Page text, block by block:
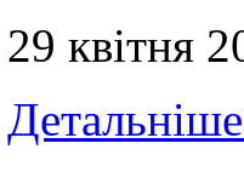
29 квітня